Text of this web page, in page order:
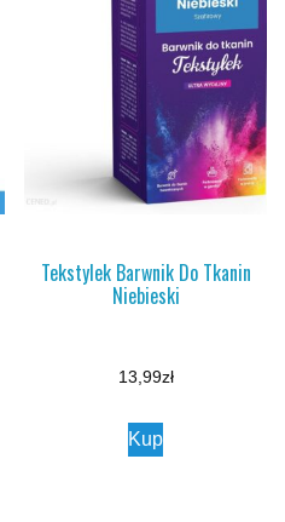
Tekstylek Barwnik Do Tkanin
Niebieski
13,99zł
Kup